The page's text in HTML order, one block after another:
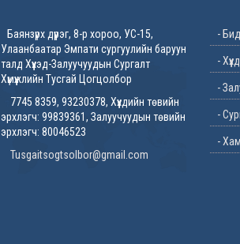
Баянзүрх дүүрэг, 8-р хороо, УС-15,
Улаанбаатар Эмпати сургуулийн баруун
талд Хүүхэд-Залуучуудын Сургалт
Хүмүүжлийн Тусгай Цогцолбор
7745 8359, 93230378, Хүүхдийн төвийн
эрхлэгч: 99839361, Залуучуудын төвийн
эрхлэгч: 80046523
Tusgaitsogtsolbor@gmail.com
-
-
-
-
-